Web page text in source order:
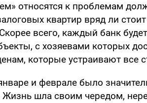
относятся к проблемам
квартир вряд ли
всего, каждый банк
с хозяевами которых
которые устраивают все
и феврале было
Жизнь шла своим чередом,